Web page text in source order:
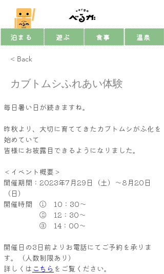
泊まる 遊ぶ 食事 温泉
< Back
カブトムシふれあい体験
毎日暑い日が続きますね。
昨秋より、大切に育ててきたカブトムシがふ化を
始めていて
皆様にお披露目できるようになりました。
＜イベント概要＞
開催期間：2023年7月29日（土）～8月20日
（日）
開催時間　①　10：30～
②　12：30～
③　14：00～
開催日の3日前よりお電話にてご予約を承りま
す。（人数制限あり）
詳しくは こちら をご覧ください。